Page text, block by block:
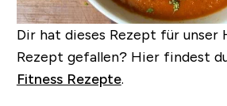
Dir hat dieses Rezept für unser
Rezept gefallen?Hier findest
Fitness Rezepte.